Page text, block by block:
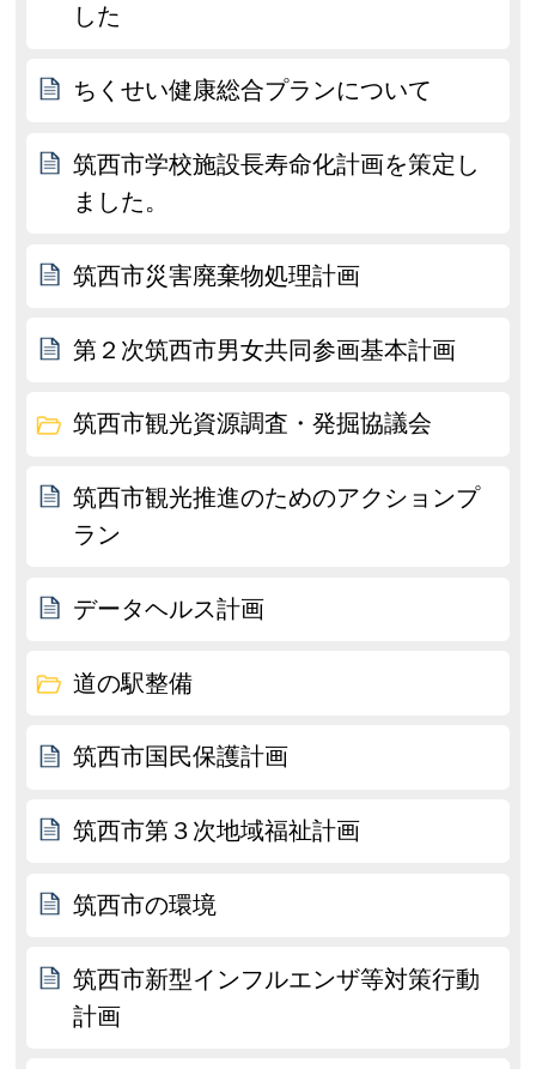
した
ちくせい健康総合プランについて
筑西市学校施設長寿命化計画を策定し
ました。
筑西市災害廃棄物処理計画
第２次筑西市男女共同参画基本計画
筑西市観光資源調査・発掘協議会
筑西市観光推進のためのアクションプ
ラン
データヘルス計画
道の駅整備
筑西市国民保護計画
筑西市第３次地域福祉計画
筑西市の環境
筑西市新型インフルエンザ等対策行動
計画